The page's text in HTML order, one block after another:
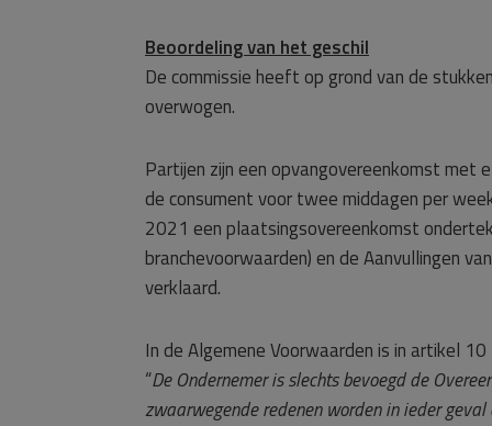
Beoordeling van het geschil
De commissie heeft op grond van de
overwogen.
Partijen zijn een opvangovereenkomst met
de consument voor twee middagen per
2021 een plaatsingsovereenkomst
branchevoorwaarden) en de Aanvullingen
verklaard.
In de Algemene Voorwaarden is in artikel
“De Ondernemer is slechts bevoegd de
zwaarwegende redenen worden in ieder